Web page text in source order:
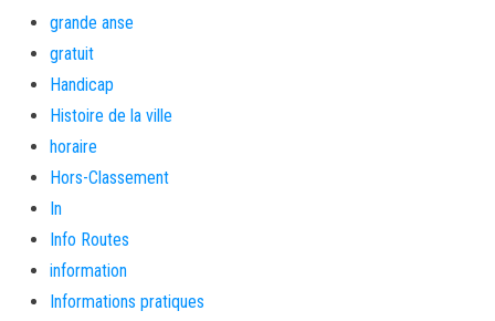
grande anse
gratuit
Handicap
Histoire de la ville
horaire
Hors-Classement
In
Info Routes
information
Informations pratiques